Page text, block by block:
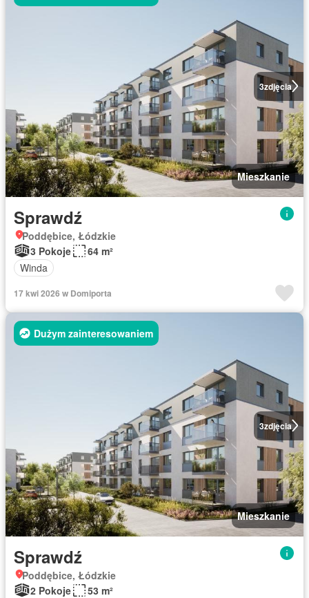
3zdjęcia
Mieszkanie
Sprawdź
Poddębice, Łódzkie
3 Pokoje
64 m²
Winda
17 kwi 2026 w Domiporta
3zdjęcia
Dużym zainteresowaniem
Mieszkanie
Sprawdź
Poddębice, Łódzkie
2 Pokoje
53 m²